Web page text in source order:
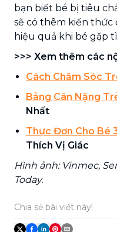
bạn biết bé bị tiêu
sẽ có thêm kiến thức
hiệu quả khi bé gặp
>>> Xem thêm các
Cách Chăm Sóc
Bảng Cân Nặng
Nhất
Thực Đơn Cho Bé
Thích Vị Giác
Hình ảnh: Vinmec,
Today.
Chia sẻ bài viết này!